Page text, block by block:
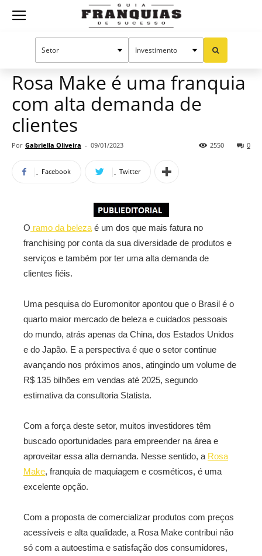
Guia
Mercado de franquias Publieditorial
Rosa Make é uma franquia
com alta demanda de
clientes
Por Gabriella Oliveira - 09/01/2023 0
2550
Facebook Twitter
O ramo da beleza é um dos que mais fatura no
franchising por conta da sua diversidade de produtos e
serviços e também por ter uma alta demanda de
clientes fiéis.
Uma pesquisa do Euromonitor apontou que o Brasil é o
quarto maior mercado de beleza e cuidados pessoais
do mundo, atrás apenas da China, dos Estados Unidos
e do Japão. E a perspectiva é que o setor continue
avançando nos próximos anos, atingindo um volume de
R$ 135 bilhões em vendas até 2025, segundo
estimativa da consultoria Statista.
Com a força deste setor, muitos investidores têm
buscado oportunidades para empreender na área e
aproveitar essa alta demanda. Nesse sentido, a Rosa
Make, franquia de maquiagem e cosméticos, é uma
excelente opção.
Com a proposta de comercializar produtos com preços
acessíveis e alta qualidade, a Rosa Make contribui não
só com a autoestima e satisfação dos consumidores,